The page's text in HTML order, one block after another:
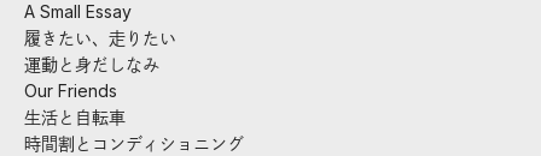
A Small Essay
履きたい、走りたい
運動と身だしなみ
Our Friends
生活と自転車
時間割とコンディショニング